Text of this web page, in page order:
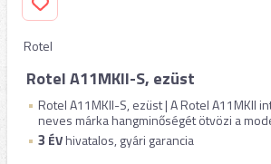
Rotel
Rotel A11MKII-S, ezüst
Rotel A11MKII-S, ezüst | A Rotel A11MKII
neves márka hangminőségét ötvözi a
3 ÉVhivatalos, gyári garancia